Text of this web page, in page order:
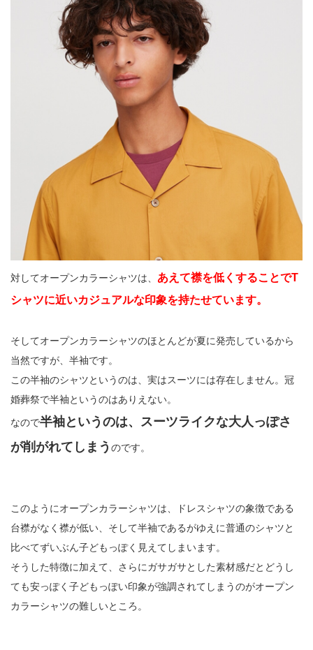
対してオープンカラーシャツは、 あえて襟を低くすることでT
シャツに近いカジュアルな印象を持たせています。
そしてオープンカラーシャツのほとんどが夏に発売しているから
当然ですが、半袖です。
この半袖のシャツというのは、実はスーツには存在しません。冠
婚葬祭で半袖というのはありえない。
なので半袖というのは、スーツライクな大人っぽさ
が削がれてしまう のです。
このようにオープンカラーシャツは、ドレスシャツの象徴である
台襟がなく襟が低い、そして半袖であるがゆえに普通のシャツと
比べてずいぶん子どもっぽく見えてしまいます。
そうした特徴に加えて、さらにガサガサとした素材感だとどうし
ても安っぽく子どもっぽい印象が強調されてしまうのがオープン
カラーシャツの難しいところ。